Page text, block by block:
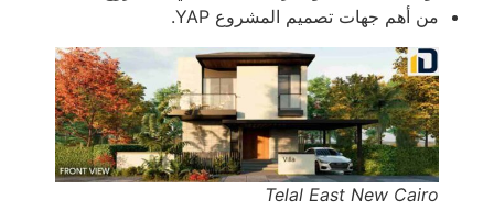
من أهم جهات تصميم المشروع YAP.
Telal East New Cairo